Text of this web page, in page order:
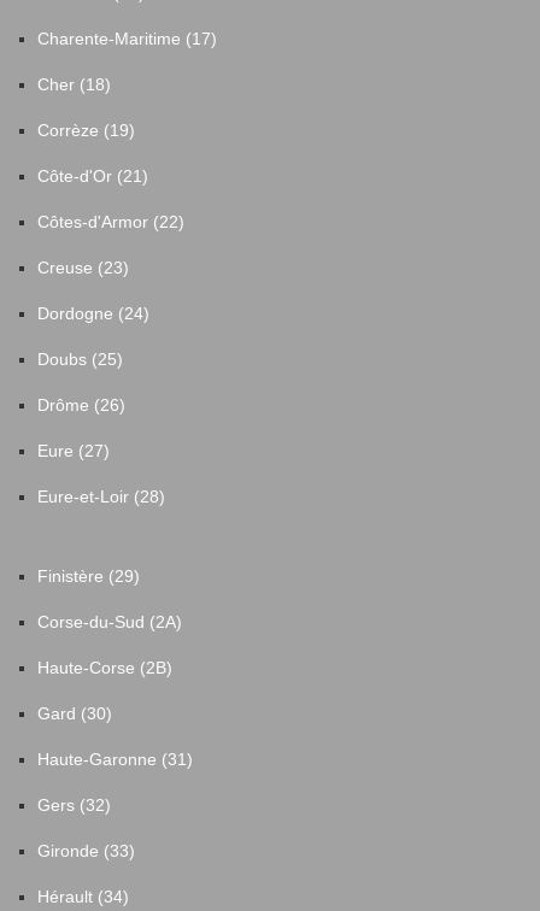
Charente-Maritime (17)
Cher (18)
Corrèze (19)
Côte-d'Or (21)
Côtes-d'Armor (22)
Creuse (23)
Dordogne (24)
Doubs (25)
Drôme (26)
Eure (27)
Eure-et-Loir (28)
Finistère (29)
Corse-du-Sud (2A)
Haute-Corse (2B)
Gard (30)
Haute-Garonne (31)
Gers (32)
Gironde (33)
Hérault (34)